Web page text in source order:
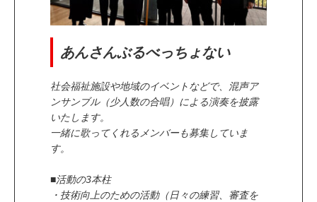
あんさんぶるべっちょない
社会福祉施設や地域のイベントなどで、混声ア
ンサンブル（少人数の合唱）による演奏を披露
いたします。
一緒に歌ってくれるメンバーも募集していま
す。
■活動の3本柱
・技術向上のための活動（日々の練習、審査を